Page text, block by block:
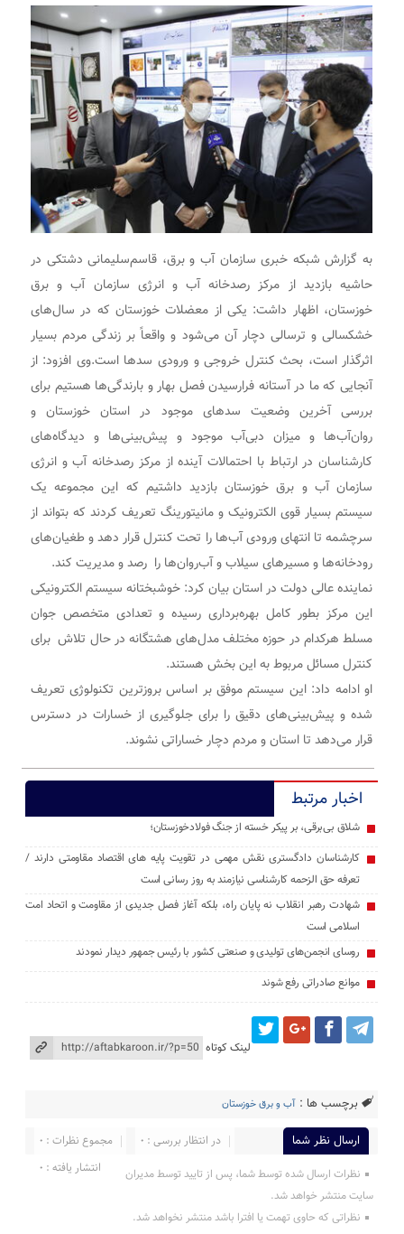
به گزارش شبکه خبری سازمان آب و برق، قاسم‌سلیمانی دشتکی در
حاشیه بازدید از مرکز رصدخانه آب و انرژی سازمان آب و برق
خوزستان، اظهار داشت: یکی از معضلات خوزستان که در سال‌های
خشکسالی و ترسالی دچار آن می‌شود و واقعاً بر زندگی مردم بسیار
اثرگذار است، بحث کنترل خروجی و ورودی سدها است.وی افزود: از
آنجایی که ما در آستانه فرارسیدن فصل بهار و بارندگی‌ها هستیم برای
بررسی آخرین وضعیت سدهای موجود در استان خوزستان و
روان‌آب‌ها و میزان دبی‌آب موجود و پیش‌بینی‌ها و دیدگاه‌های
کارشناسان در ارتباط با احتمالات آینده از مرکز رصدخانه آب و انرژی
سازمان آب و برق خوزستان بازدید داشتیم که این مجموعه یک
سیستم بسیار قوی الکترونیک و مانیتورینگ تعریف کردند که بتواند از
سرچشمه تا انتهای ورودی آب‌ها را تحت کنترل قرار دهد و طغیان‌های
رودخانه‌ها و مسیرهای سیلاب و آب‌روان‌ها را رصد و مدیریت کند.
نماینده عالی دولت در استان بیان کرد: خوشبختانه سیستم الکترونیکی
این مرکز بطور کامل بهره‌برداری رسیده و تعدادی متخصص جوان
مسلط هرکدام در حوزه مختلف مدل‌های هشتگانه در حال تلاش برای
کنترل مسائل مربوط به این بخش هستند.
او ادامه داد: این سیستم موفق بر اساس بروزترین تکنولوژی تعریف
شده و پیش‌بینی‌های دقیق را برای جلوگیری از خسارات در دسترس
قرار می‌دهد تا استان و مردم دچار خساراتی نشوند.
اخبار مرتبط
شلاق‌ بی‌برقی، بر پیکر خسته‌ از جنگ فولادخوزستان؛
کارشناسان دادگستری نقش مهمی در تقویت پایه های اقتصاد مقاومتی دارند /
تعرفه حق الزحمه کارشناسی نیازمند به روز رسانی است
شهادت رهبر انقلاب نه پایان راه، بلکه آغاز فصل جدیدی از مقاومت و اتحاد امت
اسلامی است
روسای انجمن‌های تولیدی و صنعتی کشور با رئیس جمهور دیدار نمودند
موانع صادراتی رفع شوند
لینک کوتاه
برچسب ها : آب و برق خوزستان
ارسال نظر شما مجموع نظرات : 0
در انتظار بررسی : 0
انتشار یافته : 0
نظرات ارسال شده توسط شما، پس از تایید توسط مدیران
سایت منتشر خواهد شد.
نظراتی که حاوی تهمت یا افترا باشد منتشر نخواهد شد.